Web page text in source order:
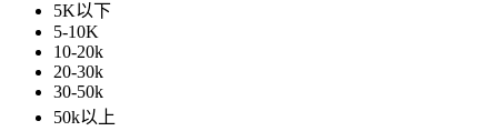
5K以下
5-10K
10-20k
20-30k
30-50k
50k以上